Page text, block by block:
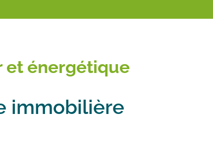
et énergétique
immobilière